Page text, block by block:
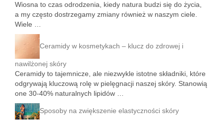
Wiosna to czas odrodzenia, kiedy natura budzi się do życia,
a my często dostrzegamy zmiany również w naszym ciele.
Wiele …
Ceramidy w kosmetykach – klucz do zdrowej i
nawilżonej skóry
Ceramidy to tajemnicze, ale niezwykle istotne składniki, które
odgrywają kluczową rolę w pielęgnacji naszej skóry. Stanowią
one 30-40% naturalnych lipidów …
Sposoby na zwiększenie elastyczności skóry